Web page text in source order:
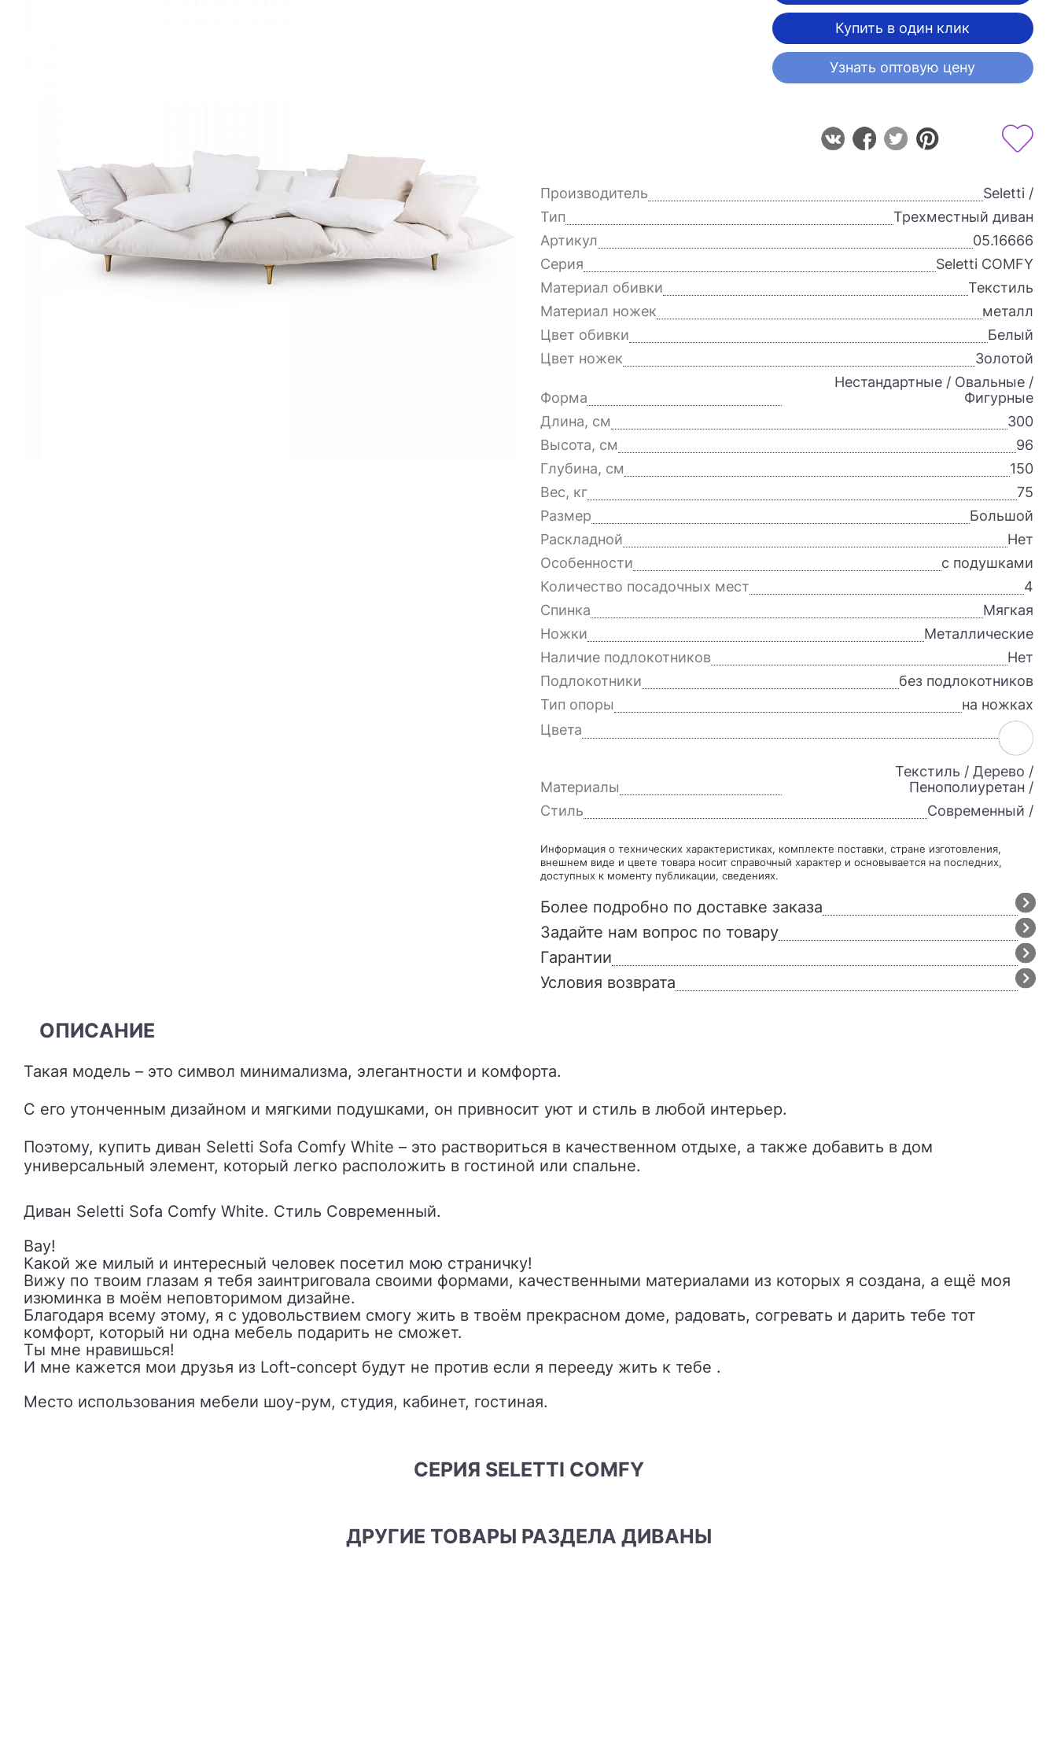
Купить в один клик
Узнать оптовую цену
Производитель
Seletti /
Тип
Трехместный диван
Артикул
05.16666
Серия
Seletti COMFY
Материал обивки
Текстиль
Материал ножек
металл
Цвет обивки
Белый
Цвет ножек
Золотой
Форма
Нестандартные / Овальные /
Фигурные
Длина, см
300
Высота, см
96
Глубина, см
150
Вес, кг
75
Размер
Большой
Раскладной
Нет
Особенности
с подушками
Количество посадочных мест
4
Спинка
Мягкая
Ножки
Металлические
Наличие подлокотников
Нет
Подлокотники
без подлокотников
Тип опоры
на ножках
Цвета
Материалы
Текстиль / Дерево /
Пенополиуретан /
Стиль
Современный /
Информация о технических характеристиках, комплекте поставки, стране изготовления,
внешнем виде и цвете товара носит справочный характер и основывается на последних,
доступных к моменту публикации, сведениях.
Более подробно по доставке заказа
Задайте нам вопрос по товару
Гарантии
Условия возврата
ОПИСАНИЕ
Такая модель – это символ минимализма, элегантности и комфорта.
С его утонченным дизайном и мягкими подушками, он привносит уют и стиль в любой интерьер.
Поэтому, купить диван Seletti Sofa Comfy White – это раствориться в качественном отдыхе, а также добавить в дом
универсальный элемент, который легко расположить в гостиной или спальне.
Диван Seletti Sofa Comfy White. Стиль Современный.
Вау!
Какой же милый и интересный человек посетил мою страничку!
Вижу по твоим глазам я тебя заинтриговала своими формами, качественными материалами из которых я создана, а ещё моя
изюминка в моём неповторимом дизайне.
Благодаря всему этому, я с удовольствием смогу жить в твоём прекрасном доме, радовать, согревать и дарить тебе тот
комфорт, который ни одна мебель подарить не сможет.
Ты мне нравишься!
И мне кажется мои друзья из Loft-concept будут не против если я перееду жить к тебе .
Место использования мебели шоу-рум, студия, кабинет, гостиная.
СЕРИЯ SELETTI COMFY
ДРУГИЕ ТОВАРЫ РАЗДЕЛА ДИВАНЫ